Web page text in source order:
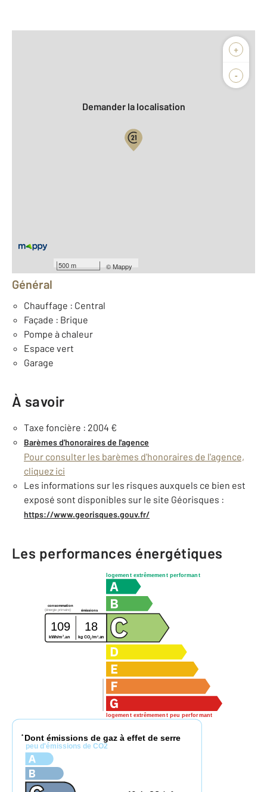
+
-
500 m ©Mappy
Biens vendus
Demander la localisation
Équipements
Général
Chauffage : Central
Façade : Brique
Pompe à chaleur
Espace vert
Garage
À savoir
Taxe foncière : 2004 €
Barèmes d'honoraires de l'agence
Pour consulter les barèmes d'honoraires de l'agence,
cliquez ici
Les informations sur les risques auxquels ce bien est
exposé sont disponibles sur le site Géorisques :
https://www.georisques.gouv.fr/
Les performances énergétiques
logement extrêmement performant
logement extrêmement peu performant
consommation
émissions
(énergie primaire)
109 18
kWh/m 2 .an kg CO2/m2.an
* Dont émissions de gaz à effet de serre
peu d'émissions de CO2